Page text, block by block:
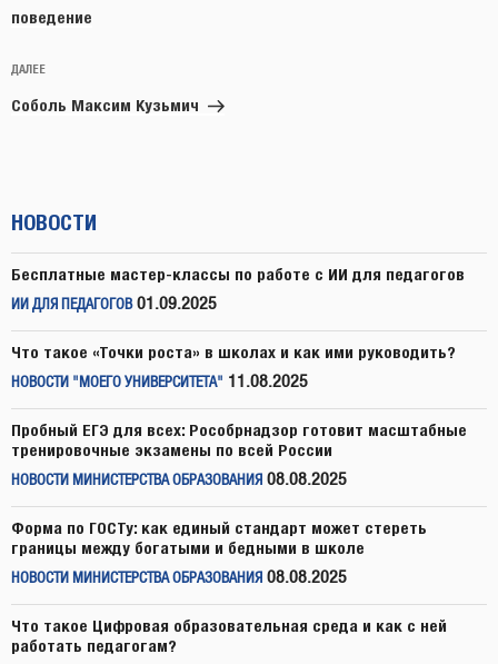
поведение
Следующая
запись
ДАЛЕЕ
Соболь Максим Кузьмич
НОВОСТИ
Бесплатные мастер-классы по работе с ИИ для педагогов
ИИ ДЛЯ ПЕДАГОГОВ 01.09.2025
Что такое «Точки роста» в школах и как ими руководить?
НОВОСТИ "МОЕГО УНИВЕРСИТЕТА" 11.08.2025
Пробный ЕГЭ для всех: Рособрнадзор готовит масштабные
тренировочные экзамены по всей России
НОВОСТИ МИНИСТЕРСТВА ОБРАЗОВАНИЯ 08.08.2025
Форма по ГОСТу: как единый стандарт может стереть
границы между богатыми и бедными в школе
НОВОСТИ МИНИСТЕРСТВА ОБРАЗОВАНИЯ 08.08.2025
Что такое Цифровая образовательная среда и как с ней
работать педагогам?